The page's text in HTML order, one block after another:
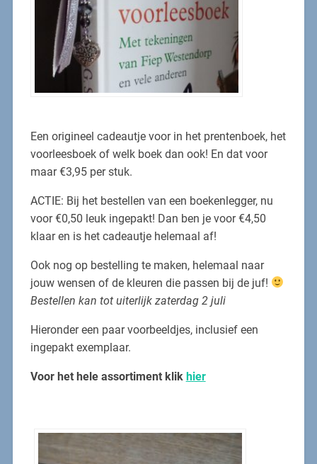
Een origineel cadeautje voor in het prentenboek, het
voorleesboek of welk boek dan ook! En dat voor
maar €3,95 per stuk.
ACTIE: Bij het bestellen van een boekenlegger, nu
voor €0,50 leuk ingepakt! Dan ben je voor €4,50
klaar en is het cadeautje helemaal af!
Ook nog op bestelling te maken, helemaal naar
jouw wensen of de kleuren die passen bij de juf!
Bestellen kan tot uiterlijk zaterdag 2 juli
Hieronder een paar voorbeeldjes, inclusief een
ingepakt exemplaar.
Voor het hele assortiment klik hier